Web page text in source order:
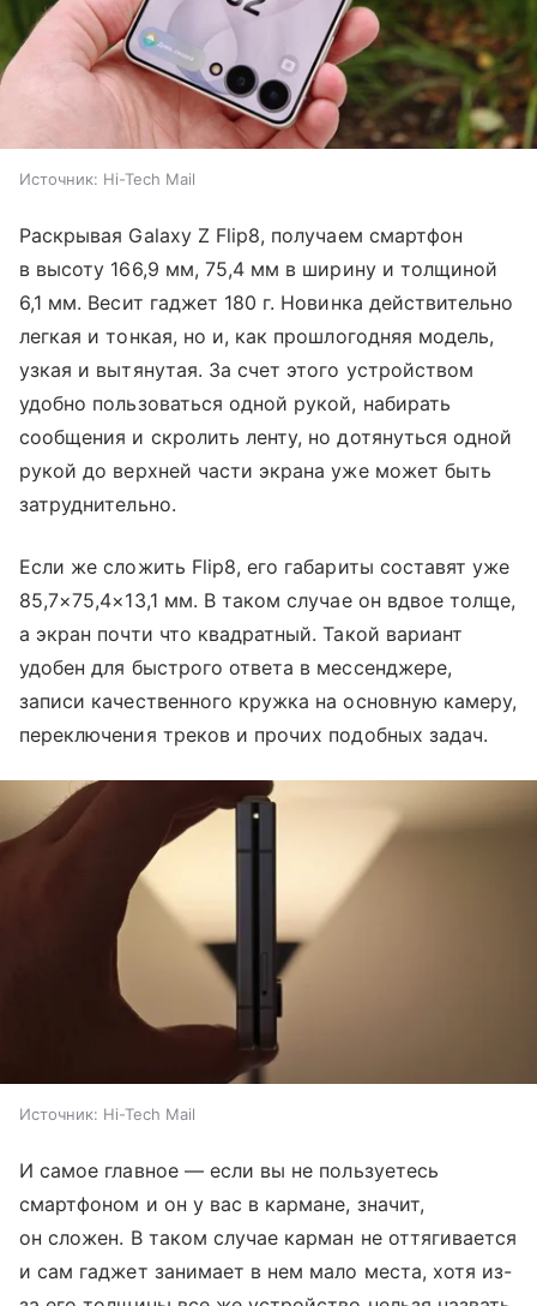
Источник: Hi-Tech Mail
Раскрывая Galaxy Z Flip8, получаем смартфон
в высоту 166,9 мм, 75,4 мм в ширину и толщиной
6,1 мм. Весит гаджет 180 г. Новинка действительно
легкая и тонкая, но и, как прошлогодняя модель,
узкая и вытянутая. За счет этого устройством
удобно пользоваться одной рукой, набирать
сообщения и скролить ленту, но дотянуться одной
рукой до верхней части экрана уже может быть
затруднительно.
Если же сложить Flip8, его габариты составят уже
85,7×75,4×13,1 мм. В таком случае он вдвое толще,
а экран почти что квадратный. Такой вариант
удобен для быстрого ответа в мессенджере,
записи качественного кружка на основную камеру,
переключения треков и прочих подобных задач.
Источник: Hi-Tech Mail
И самое главное — если вы не пользуетесь
смартфоном и он у вас в кармане, значит,
он сложен. В таком случае карман не оттягивается
и сам гаджет занимает в нем мало места, хотя из-